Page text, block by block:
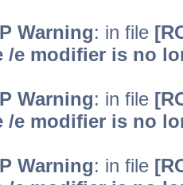
Warning: in file
/e modifier is no
Warning: in file
/e modifier is no
Warning: in file